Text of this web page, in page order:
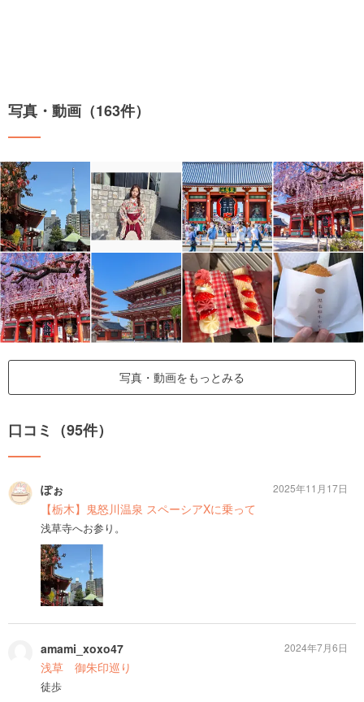
写真・動画（163件）
写真・動画をもっとみる
口コミ（95件）
ぽぉ
【栃木】鬼怒川温泉 スペーシアXに乗って
浅草寺へお参り。
2025年11月17日
amami_xoxo47
浅草 御朱印巡り
徒歩
2024年7月6日